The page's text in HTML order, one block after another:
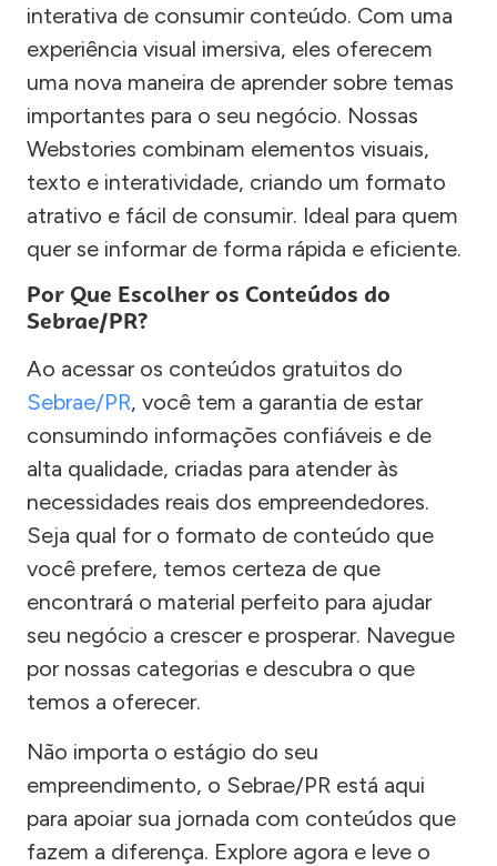
interativa de consumir conteúdo. Com uma
experiência visual imersiva, eles oferecem
uma nova maneira de aprender sobre temas
importantes para o seu negócio. Nossas
Webstories combinam elementos visuais,
texto e interatividade, criando um formato
atrativo e fácil de consumir. Ideal para quem
quer se informar de forma rápida e eficiente.
Por Que Escolher os Conteúdos do
Sebrae/PR?
Ao acessar os conteúdos gratuitos do
Sebrae/PR, você tem a garantia de estar
consumindo informações confiáveis e de
alta qualidade, criadas para atender às
necessidades reais dos empreendedores.
Seja qual for o formato de conteúdo que
você prefere, temos certeza de que
encontrará o material perfeito para ajudar
seu negócio a crescer e prosperar. Navegue
por nossas categorias e descubra o que
temos a oferecer.
Não importa o estágio do seu
empreendimento, o Sebrae/PR está aqui
para apoiar sua jornada com conteúdos que
fazem a diferença. Explore agora e leve o